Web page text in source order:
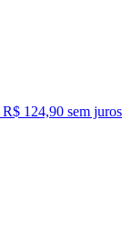
R$ 124,90 sem juros